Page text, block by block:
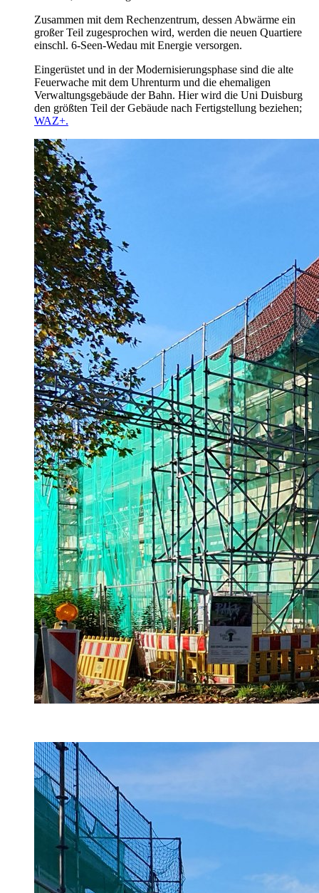
Zusammen mit dem Rechenzentrum, dessen Abwärme ein
großer Teil zugesprochen wird, werden die neuen Quartiere
einschl. 6-Seen-Wedau mit Energie versorgen.
Eingerüstet und in der Modernisierungsphase sind die alte
Feuerwache mit dem Uhrenturm und die ehemaligen
Verwaltungsgebäude der Bahn. Hier wird die Uni Duisburg
den größten Teil der Gebäude nach Fertigstellung beziehen;
WAZ+.